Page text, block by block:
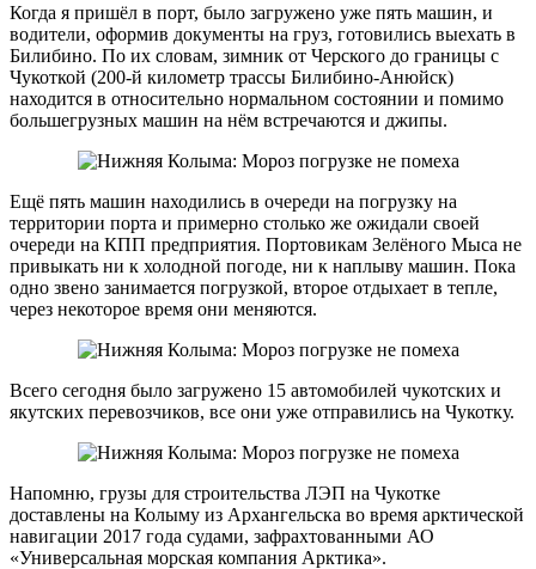
Когда я пришёл в порт, было загружено уже пять машин, и
водители, оформив документы на груз, готовились выехать в
Билибино. По их словам, зимник от Черского до границы с
Чукоткой (200-й километр трассы Билибино-Анюйск)
находится в относительно нормальном состоянии и помимо
большегрузных машин на нём встречаются и джипы.
Ещё пять машин находились в очереди на погрузку на
территории порта и примерно столько же ожидали своей
очереди на КПП предприятия. Портовикам Зелёного Мыса не
привыкать ни к холодной погоде, ни к наплыву машин. Пока
одно звено занимается погрузкой, второе отдыхает в тепле,
через некоторое время они меняются.
Всего сегодня было загружено 15 автомобилей чукотских и
якутских перевозчиков, все они уже отправились на Чукотку.
Напомню, грузы для строительства ЛЭП на Чукотке
доставлены на Колыму из Архангельска во время арктической
навигации 2017 года судами, зафрахтованными АО
«Универсальная морская компания Арктика».